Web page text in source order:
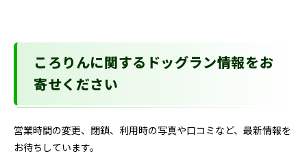
ころりんに関するドッグラン情報をお
寄せください
営業時間の変更、閉鎖、利用時の写真や口コミなど、最新情報を
お待ちしています。